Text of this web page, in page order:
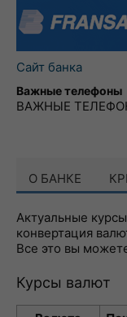
Сайт банка
Важные телефоны
ВАЖНЫЕ
О БАНКЕ
Актуальные
конвертация
Все это вы
Курсы валют